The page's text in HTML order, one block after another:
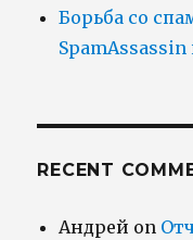
Борьба со
RECENT
Андрей on